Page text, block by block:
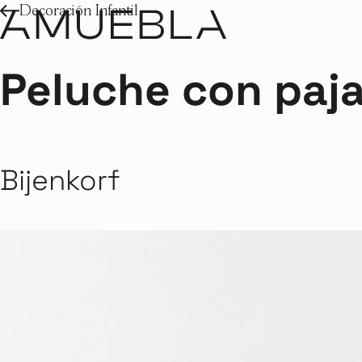
Decoración Infantil
Peluche con
Bijenkorf